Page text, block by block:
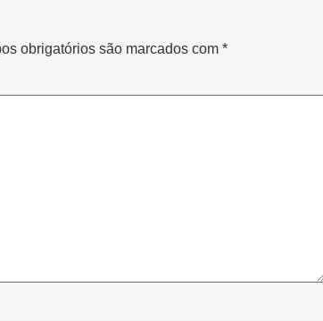
obrigatórios são marcados com *